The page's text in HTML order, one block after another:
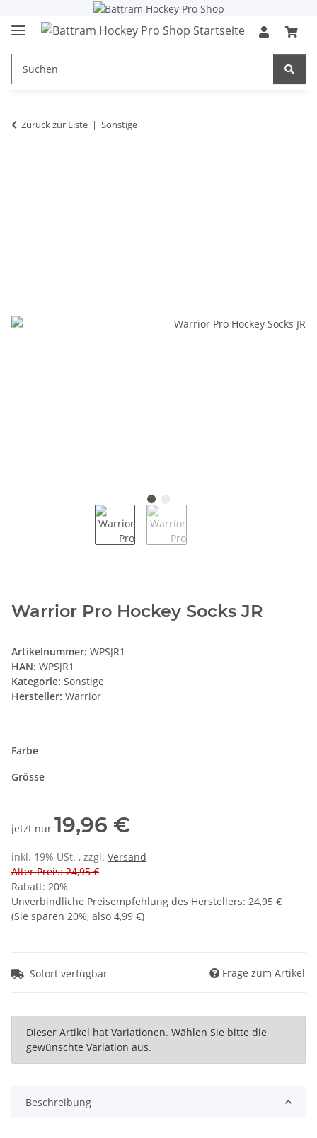
Zurück zur Liste Sonstige
Warrior Pro Hockey Socks JR
Artikelnummer: WPSJR1
HAN: WPSJR1
Kategorie: Sonstige
Hersteller: Warrior
Farbe
Grösse
jetzt nur 19,96 €
inkl. 19% USt. , zzgl. Versand
Alter Preis: 24,95 €
Rabatt: 20%
Unverbindliche Preisempfehlung des Herstellers: 24,95 €
(Sie sparen 20%, also 4,99 €)
Sofort verfügbar Frage zum Artikel
x
Dieser Artikel hat Variationen. Wählen Sie bitte die
gewünschte Variation aus.
Beschreibung